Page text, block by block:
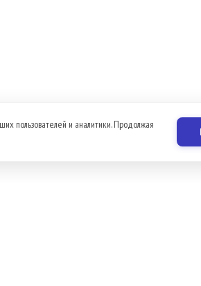
пользователей и аналитики. Продолжая